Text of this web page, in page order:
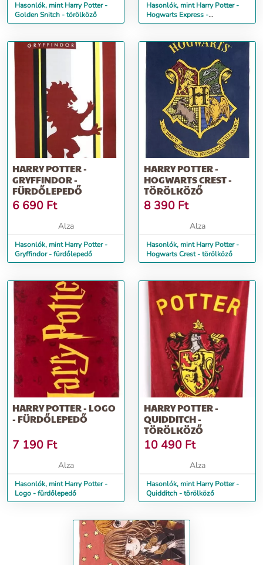
Hasonlók, mint Harry Potter -
Golden Snitch - törölköző
Hasonlók, mint Harry Potter -
Hogwarts Express -
fürdőlepedő
HARRY POTTER -
GRYFFINDOR -
FÜRDŐLEPEDŐ
6 690 Ft
Alza
Hasonlók, mint Harry Potter -
Gryffindor - fürdőlepedő
HARRY POTTER -
HOGWARTS CREST -
TÖRÖLKÖZŐ
8 390 Ft
Alza
Hasonlók, mint Harry Potter -
Hogwarts Crest - törölköző
HARRY POTTER - LOGO
- FÜRDŐLEPEDŐ
7 190 Ft
Alza
Hasonlók, mint Harry Potter -
Logo - fürdőlepedő
HARRY POTTER -
QUIDDITCH -
TÖRÖLKÖZŐ
10 490 Ft
Alza
Hasonlók, mint Harry Potter -
Quidditch - törölköző